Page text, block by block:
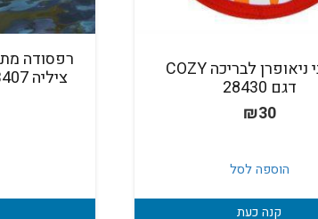
פריזבי ניאופרן לבריכה COZY
דגם 28430
₪30
הוספה לסל
קנה כעת